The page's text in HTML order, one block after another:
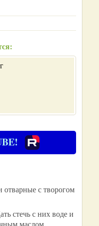
отварные с творогом
стечь с них воде и
маслом.